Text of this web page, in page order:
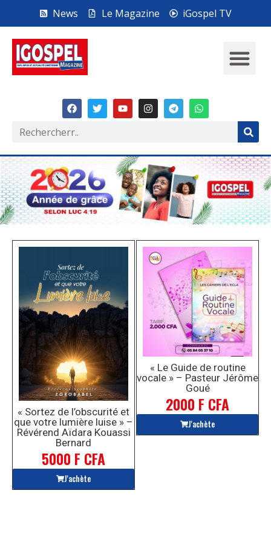
News Le Magazine iGospel TV
« Sortez de l’obscurité et
que votre lumière luise » –
Révérend Aïdara Kouassi
Bernard
5000 F CFA
J'achète
« Le Guide de routine
vocale » – Pasteur Jérôme
Goué
2000 F CFA
J'achète